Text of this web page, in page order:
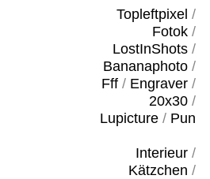
Topleftpixel /
Fotok/
LostInShots/
Bananaphoto/
Fff/ Engraver/
20x30/
Lupicture/ Pun
Interieur/
Kätzchen /